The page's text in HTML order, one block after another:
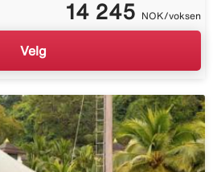
14 245 NOK/voksen
Velg